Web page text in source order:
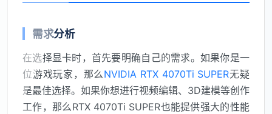
需求分析
在选择显卡时，首先要明确自己的需求。如果你是一
位游戏玩家，那么NVIDIA RTX 4070Ti SUPER无疑
是最佳选择。如果你想进行视频编辑、3D建模等创作
工作，那么RTX 4070Ti SUPER也能提供强大的性能